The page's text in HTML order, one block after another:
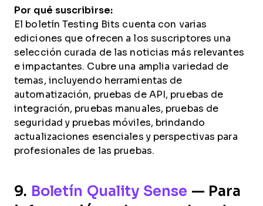
Por qué suscribirse:
El boletín Testing Bits cuenta con varias
ediciones que ofrecen a los suscriptores una
selección curada de las noticias más relevantes
e impactantes. Cubre una amplia variedad de
temas, incluyendo herramientas de
automatización, pruebas de API, pruebas de
integración, pruebas manuales, pruebas de
seguridad y pruebas móviles, brindando
actualizaciones esenciales y perspectivas para
profesionales de las pruebas.
9. Boletín Quality Sense — Para